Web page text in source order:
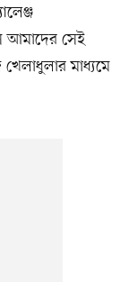
আমাদের সেই
মাধ্যমে